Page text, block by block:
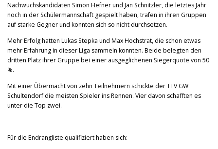
Nachwuchskandidaten Simon Hefner und Jan Schnitzler, die letztes Jahr
noch in der Schülermannschaft gespielt haben, trafen in ihren Gruppen
auf starke Gegner und konnten sich so nicht durchsetzen.
Mehr Erfolg hatten Lukas Stepka und Max Hochstrat, die schon etwas
mehr Erfahrung in dieser Liga sammeln konnten. Beide belegten den
dritten Platz ihrer Gruppe bei einer ausgeglichenen Siegerquote von 50
%.
Mit einer Übermacht von zehn Teilnehmern schickte der TTV GW
Schultendorf die meisten Spieler ins Rennen. Vier davon schafften es
unter die Top zwei.
Für die Endrangliste qualifiziert haben sich: